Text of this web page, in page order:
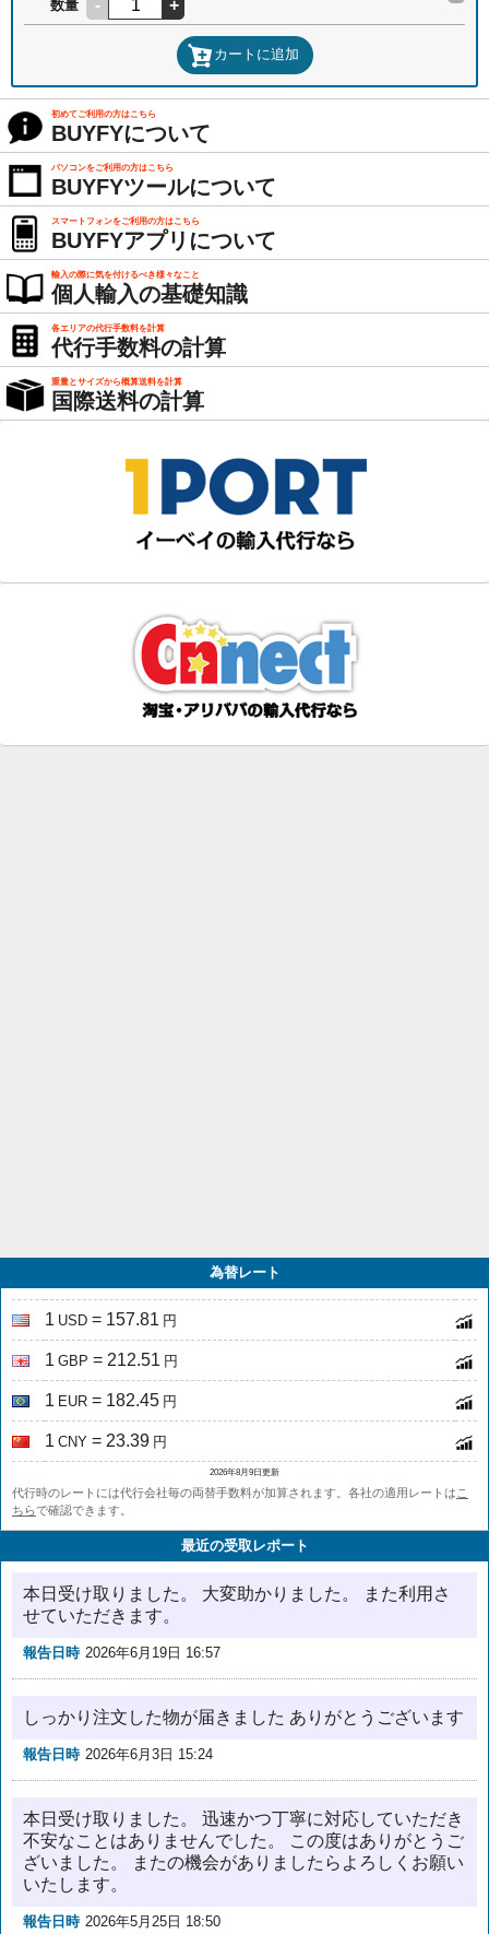
数量 - +
カートに追加
初めてご利用の方はこちら
BUYFYについて
パソコンをご利用の方はこちら
BUYFYツールについて
スマートフォンをご利用の方はこちら
BUYFYアプリについて
輸入の際に気を付けるべき様々なこと
個人輸入の基礎知識
各エリアの代行手数料を計算
代行手数料の計算
重量とサイズから概算送料を計算
国際送料の計算
為替レート
1 USD = 157.81 円
1 GBP = 212.51 円
1 EUR = 182.45 円
1 CNY = 23.39 円
2026年8月9日更新
代行時のレートには代行会社毎の両替手数料が加算されます。各社の適用レートは こ
ちらで確認できます。
最近の受取レポート
本日受け取りました。 大変助かりました。 また利用さ
せていただきます。
報告日時 2026年6月19日 16:57
しっかり注文した物が届きました ありがとうございます
報告日時 2026年6月3日 15:24
本日受け取りました。 迅速かつ丁寧に対応していただき
不安なことはありませんでした。 この度はありがとうご
ざいました。 またの機会がありましたらよろしくお願い
いたします。
報告日時 2026年5月25日 18:50